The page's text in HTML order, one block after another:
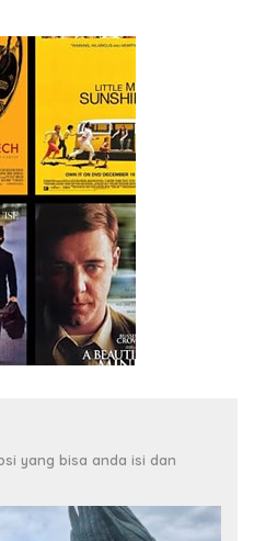
yang bisa anda isi dan